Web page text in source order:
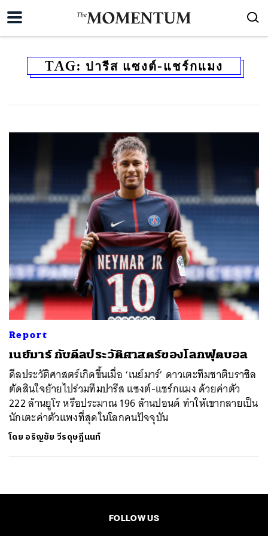
TAG: ปารีส แซงต์-แชร์กแมง
Report
เนย์มาร์ กับดีลประวัติศาสตร์ของโลกฟุตบอล
ดีลประวัติศาสตร์เกิดขึ้นเมื่อ ‘เนย์มาร์’ ดาวเตะทีมชาติบราซิล
ตัดสินใจย้ายไปร่วมทีมปารีส แซงต์-แชร์กแมง ด้วยค่าตัว
222 ล้านยูโร หรือประมาณ 196 ล้านปอนด์ ทำให้เขากลายเป็น
นักเตะค่าตัวแพงที่สุดในโลกคนปัจจุบัน
โดย อริญชัย วีรดุษฎีนนท์
FOLLOW US
SHARE TWEET LINE EMAIL